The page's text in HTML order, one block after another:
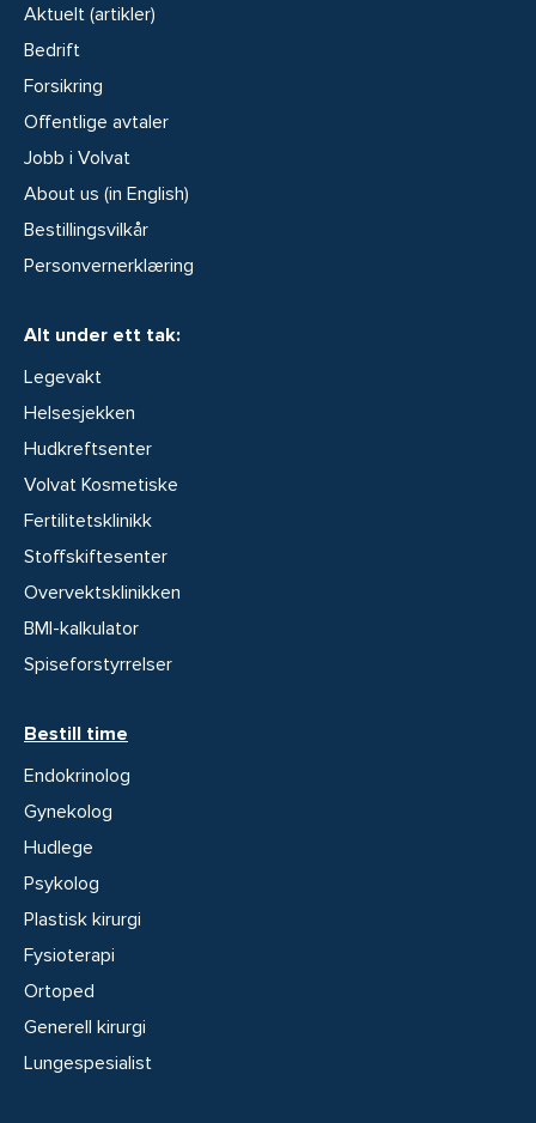
Aktuelt (artikler)
Bedrift
Forsikring
Offentlige avtaler
Jobb i Volvat
About us (in English)
Bestillingsvilkår
Personvernerklæring
Alt under ett tak:
Legevakt
Helsesjekken
Hudkreftsenter
Volvat Kosmetiske
Fertilitetsklinikk
Stoffskiftesenter
Overvektsklinikken
BMI-kalkulator
Spiseforstyrrelser
Bestill time
Endokrinolog
Gynekolog
Hudlege
Psykolog
Plastisk kirurgi
Fysioterapi
Ortoped
Generell kirurgi
Lungespesialist